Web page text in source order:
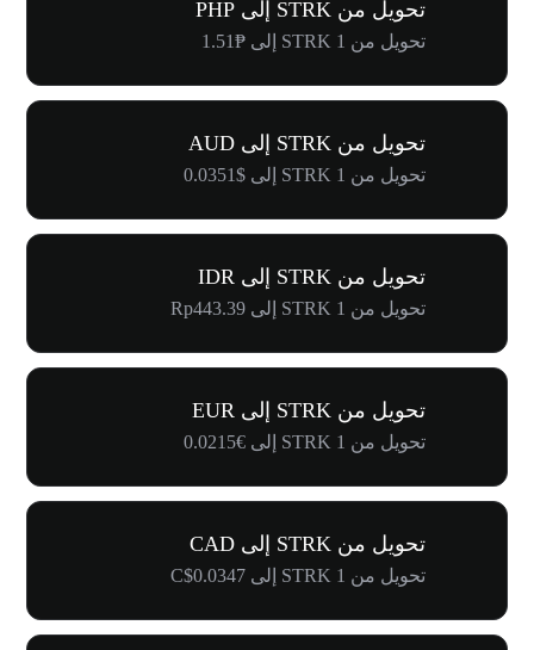
تحويل من STRK إلى PHP
تحويل من 1 STRK إلى ₱1.51
تحويل من STRK إلى AUD
تحويل من 1 STRK إلى $0.0351
تحويل من STRK إلى IDR
تحويل من 1 STRK إلى Rp443.39
تحويل من STRK إلى EUR
تحويل من 1 STRK إلى €0.0215
تحويل من STRK إلى CAD
تحويل من 1 STRK إلى C$0.0347